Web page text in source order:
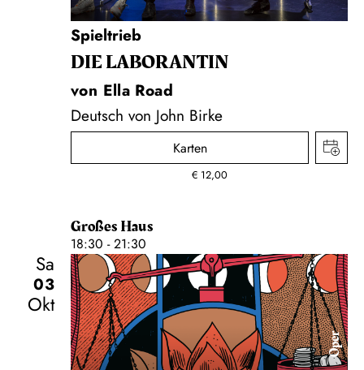
Spieltrieb
DIE LA­BO­RAN­TIN
von Ella Road
Deutsch von John Birke
Karten
€ 12,00
Großes Haus
18:30 - 21:30
Sa
03
Okt
Oper